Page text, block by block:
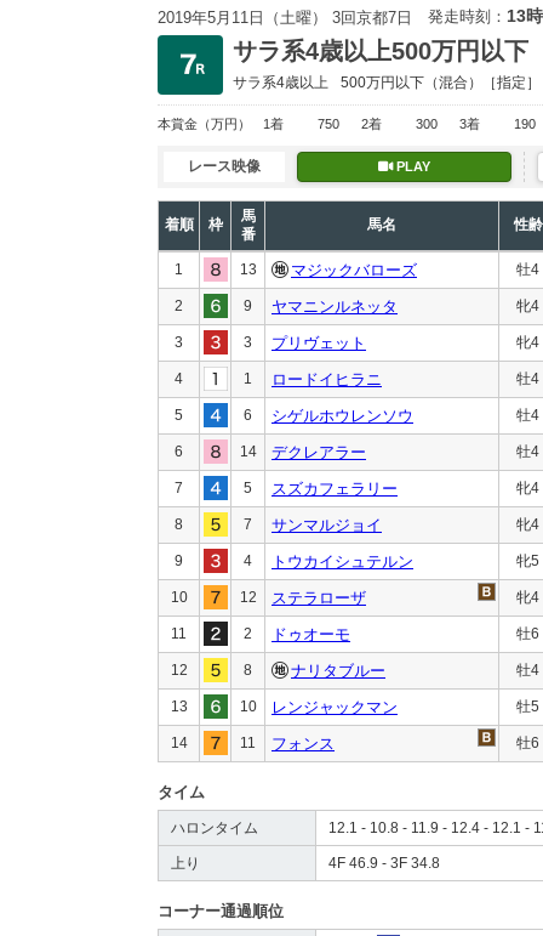
2019年5月11日（土曜） 3回京都7日 発走時刻： 13
サラ系4歳以上500万円以下
サラ系4歳以上 500万円以下 （混合）［指定］
本賞金 （万円） 1着 750 2着 300 3着 190
レース映像 PLAY
着順 枠
馬
番
馬名 性齢
1 13 マジックバローズ 牡4
2 9 ヤマニンルネッタ 牝4
3 3 プリヴェット 牝4
4 1 ロードイヒラニ 牡4
5 6 シゲルホウレンソウ 牡4
6 14 デクレアラー 牡4
7 5 スズカフェラリー 牝4
8 7 サンマルジョイ 牝4
9 4 トウカイシュテルン 牝5
10 12 ステラローザ 牝4
11 2 ドゥオーモ 牡6
12 8 ナリタブルー 牡4
13 10 レンジャックマン 牡5
14 11 フォンス 牡6
タイム
ハロンタイム 12.1 - 10.8 - 11.9 - 12.4 - 12.1 -
上り 4F 46.9 - 3F 34.8
コーナー通過順位